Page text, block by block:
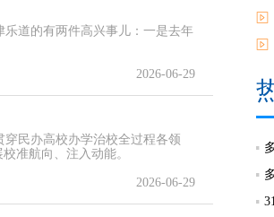
道的有两件高兴事儿：一是去年
2026-06-29
民办高校办学治校全过程各领
准航向、注入动能。
2026-06-29